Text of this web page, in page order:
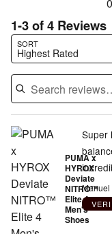
1-3 of 4 Reviews
SORT
Highest Rated
Search reviews…
PUMA x
HYROX
Deviate
NITRO™
Elite 4
Men's
Shoes
Super
Manuel